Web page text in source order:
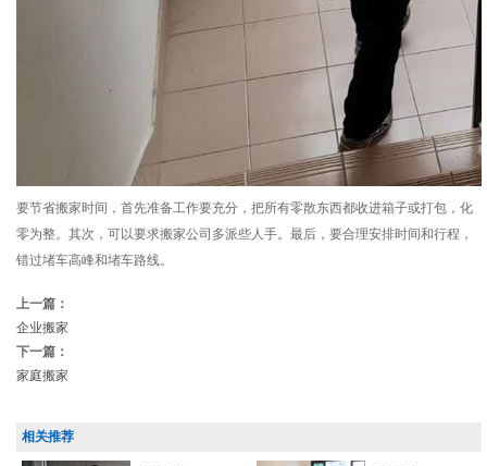
要节省搬家时间，首先准备工作要充分，把所有零散东西都收进箱子或打包，化
零为整。其次，可以要求搬家公司多派些人手。最后，要合理安排时间和行程，
错过堵车高峰和堵车路线。
上一篇：
企业搬家
下一篇：
家庭搬家
相关推荐